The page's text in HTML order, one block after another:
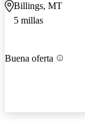
Billings, MT
5 millas
Buena oferta